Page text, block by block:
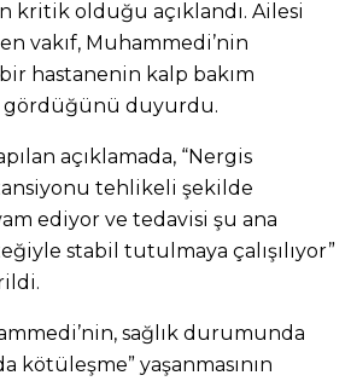
kritik olduğu açıklandı. Ailesi
vakıf, Muhammedi’nin
hastanenin kalp bakım
gördüğünü duyurdu.
açıklamada, “Nergis
tehlikeli şekilde
ediyor ve tedavisi şu ana
stabil tutulmaya çalışılıyor”
sağlık durumunda
kötüleşme” yaşanmasının